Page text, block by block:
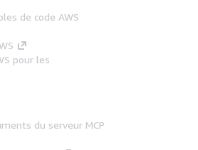
de code AWS
pour les
du serveur MCP